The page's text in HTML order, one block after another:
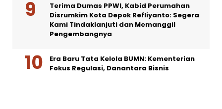
Terima Dumas PPWI, Kabid Perumahan
Disrumkim Kota Depok Refliyanto: Segera
Kami Tindaklanjuti dan Memanggil
Pengembangnya
Era Baru Tata Kelola BUMN: Kementerian
Fokus Regulasi, Danantara Bisnis